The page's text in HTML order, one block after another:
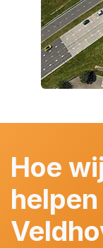
Hoe